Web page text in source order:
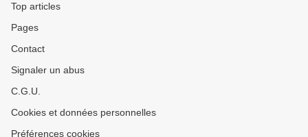
Top articles
Pages
Contact
Signaler un abus
C.G.U.
Cookies et données personnelles
Préférences cookies